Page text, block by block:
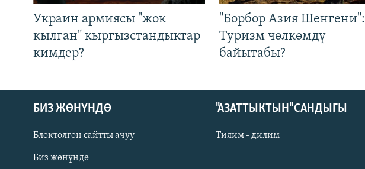
Украин армиясы "жок
кылган" кыргызстандыктар
кимдер?
"Борбор Азия Шенгени":
Туризм чөлкөмдү
байытабы?
БИЗ ЖӨНҮНДӨ
Блоктолгон сайтты ачуу
Биз жөнүндө
"АЗАТТЫКТЫН" САНДЫГЫ
Тилим - дилим